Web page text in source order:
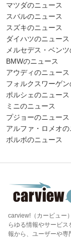
マツダのニュース
スバルのニュース
スズキのニュース
ダイハツのニュース
メルセデス・ベン
BMWのニュース
アウディのニュース
フォルクスワーゲン
ポルシェのニュース
ミニのニュース
プジョーのニュース
アルファ・ロメオの
ボルボのニュース
carview!（カービュー
らゆる情報やサービ
報から、ユーザーや専